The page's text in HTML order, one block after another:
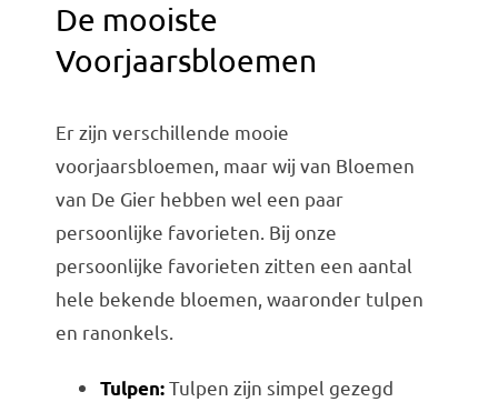
De mooiste
Voorjaarsbloemen
Er zijn verschillende mooie
voorjaarsbloemen, maar wij van Bloemen
van De Gier hebben wel een paar
persoonlijke favorieten. Bij onze
persoonlijke favorieten zitten een aantal
hele bekende bloemen, waaronder tulpen
en ranonkels.
Tulpen:Tulpen zijn simpel gezegd